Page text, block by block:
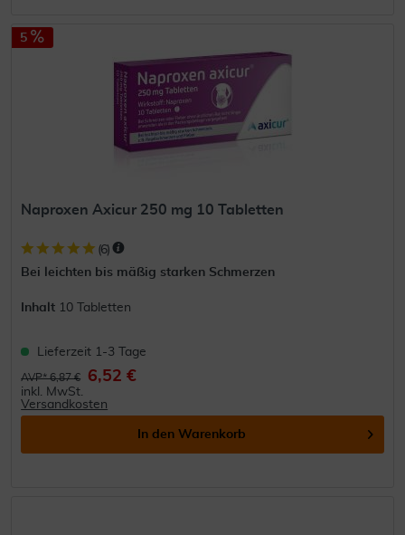
5
Naproxen Axicur 250 mg 10 Tabletten
(6)
Bei leichten bis mäßig starken Schmerzen
Inhalt 10 Tabletten
Lieferzeit 1-3 Tage
AVP* 6,87 € 6,52 €
inkl. MwSt.
Versandkosten
In den Warenkorb